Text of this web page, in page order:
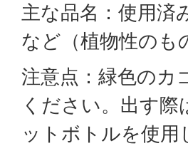
主な品名：使用済
など（植物性のも
注意点：緑色のカ
ください。出す際
ットボトルを使用